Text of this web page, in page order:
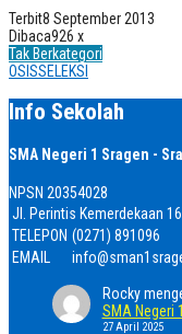
Terbit8 September 2013
Dibaca926 x
Tak Berkategori
OSISSELEKSI
Info Sekolah
SMA Negeri 1 Sragen -
NPSN 20354028
Jl. Perintis Kemerdekaan
TELEPON (0271) 891096
EMAIL
Rocky
SMA Negeri
27 April 2025